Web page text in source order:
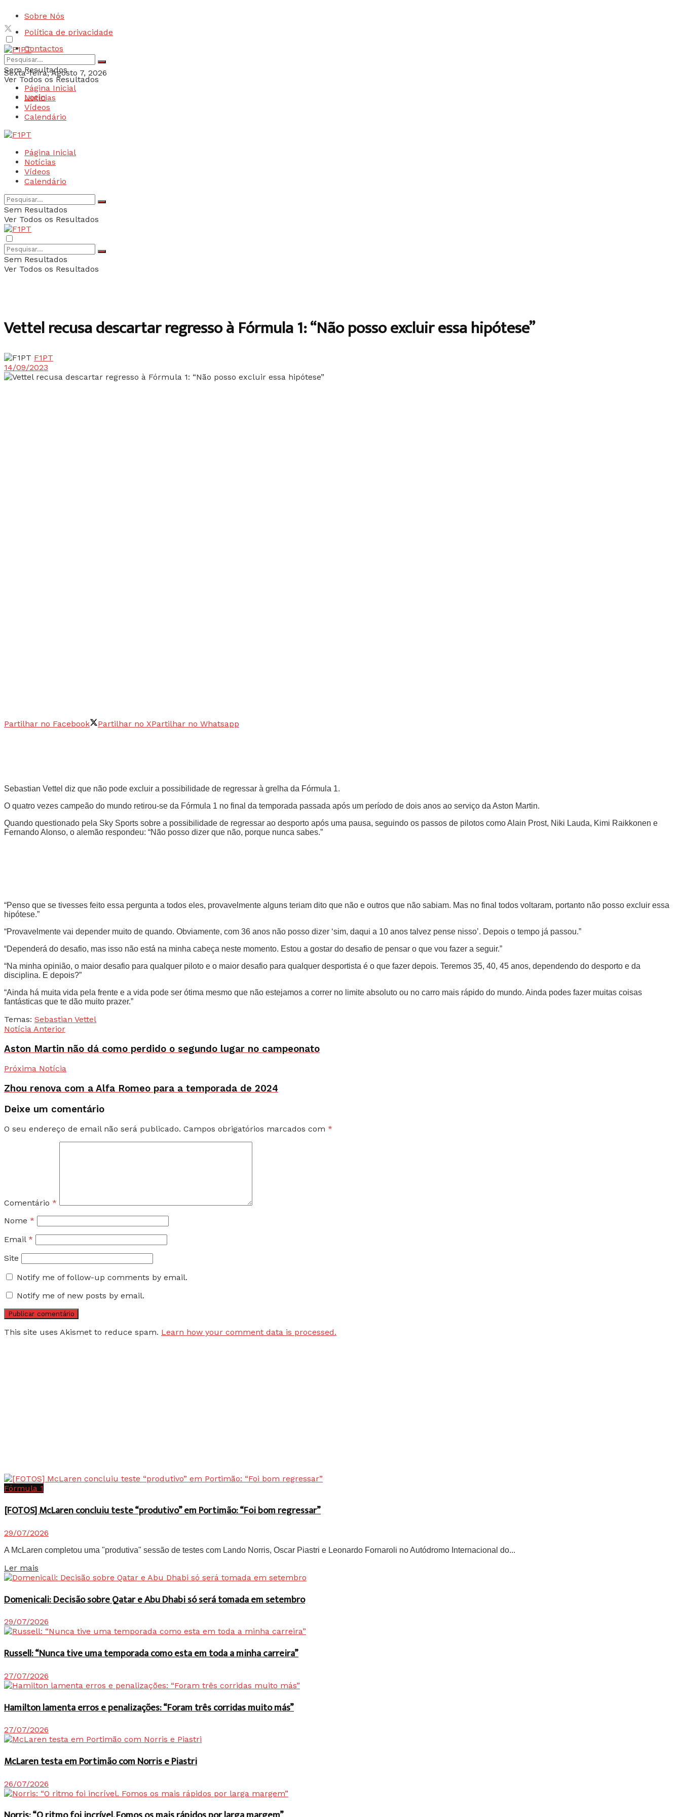
Sobre Nós
Política de privacidade
Contactos
Sexta-feira, Agosto 7, 2026
Login
Sem Resultados
Ver Todos os Resultados
Página Inicial
Notícias
Vídeos
Calendário
Página Inicial
Notícias
Vídeos
Calendário
Sem Resultados
Ver Todos os Resultados
Sem Resultados
Ver Todos os Resultados
Vettel recusa descartar regresso à Fórmula 1: “Não posso excluir essa hipótese”
F1PT
14/09/2023
Partilhar no Facebook Partilhar no XPartilhar no Whatsapp
Sebastian Vettel diz que não pode excluir a possibilidade de regressar à grelha da Fórmula 1.
O quatro vezes campeão do mundo retirou-se da Fórmula 1 no final da temporada passada após um período de dois anos ao serviço da Aston Martin.
Quando questionado pela Sky Sports sobre a possibilidade de regressar ao desporto após uma pausa, seguindo os passos de pilotos como Alain Prost, Niki Lauda, Kimi Raikkonen e
Fernando Alonso, o alemão respondeu: “Não posso dizer que não, porque nunca sabes.”
“Penso que se tivesses feito essa pergunta a todos eles, provavelmente alguns teriam dito que não e outros que não sabiam. Mas no final todos voltaram, portanto não posso excluir essa
hipótese.”
“Provavelmente vai depender muito de quando. Obviamente, com 36 anos não posso dizer ‘sim, daqui a 10 anos talvez pense nisso’. Depois o tempo já passou.”
“Dependerá do desafio, mas isso não está na minha cabeça neste momento. Estou a gostar do desafio de pensar o que vou fazer a seguir.”
“Na minha opinião, o maior desafio para qualquer piloto e o maior desafio para qualquer desportista é o que fazer depois. Teremos 35, 40, 45 anos, dependendo do desporto e da
disciplina. E depois?”
“Ainda há muita vida pela frente e a vida pode ser ótima mesmo que não estejamos a correr no limite absoluto ou no carro mais rápido do mundo. Ainda podes fazer muitas coisas
fantásticas que te dão muito prazer.”
Temas: Sebastian Vettel
Notícia Anterior
Aston Martin não dá como perdido o segundo lugar no campeonato
Próxima Notícia
Zhou renova com a Alfa Romeo para a temporada de 2024
Deixe um comentário
O seu endereço de email não será publicado. Campos obrigatórios marcados com *
Comentário *
Nome *
Email *
Site
Notify me of follow-up comments by email.
Notify me of new posts by email.
This site uses Akismet to reduce spam. Learn how your comment data is processed.
Fórmula 1
[FOTOS] McLaren concluiu teste “produtivo” em Portimão: “Foi bom regressar”
29/07/2026
A McLaren completou uma "produtiva" sessão de testes com Lando Norris, Oscar Piastri e Leonardo Fornaroli no Autódromo Internacional do...
Ler mais
Domenicali: Decisão sobre Qatar e Abu Dhabi só será tomada em setembro
29/07/2026
Russell: “Nunca tive uma temporada como esta em toda a minha carreira”
27/07/2026
Hamilton lamenta erros e penalizações: “Foram três corridas muito más”
27/07/2026
McLaren testa em Portimão com Norris e Piastri
26/07/2026